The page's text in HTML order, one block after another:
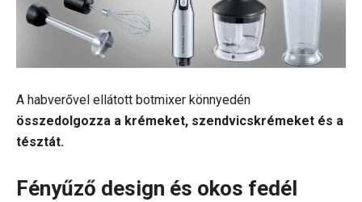
A habverővel ellátott botmixer könnyedén
összedolgozza a krémeket, szendvicskrémeket és a
tésztát.
Fényűző design és okos fedél